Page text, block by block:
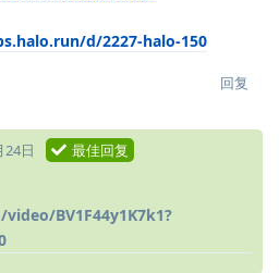
d/2227-halo-150
回复
24日 最佳回复
BV1F44y1K7k1?